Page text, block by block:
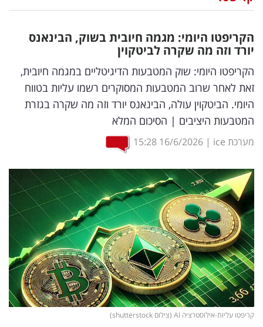
דיגיטל
וטק
שיווק
ופרסום
משפט
מדדים
ומחקרים
דעות
רכילות
עסקית
קריפטו
ויראלי
הקריפטו היומי: מגמה חיובית בשוק, הבינאנס
יורד וזה מה שקרה לביטקוין
הקריפטו היומי: שוק המטבעות הדיגיטליים במגמה חיובית,
זאת לאחר שרוב המטבעות המסוקרים רשמו עליות בטווח
היומי. הביטקוין עולה, הבינאנס יורד וזה מה שקרה בגזרת
המטבעות היציבים | הסיכום המלא
מערכת ice |
16/6/2026
15:28
קריפטו עליות-אילוסטרציה AI (צילום shutterstock)